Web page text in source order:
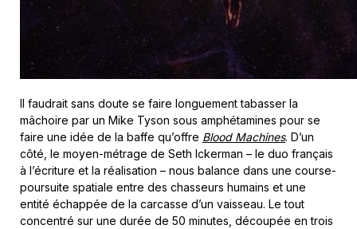
Il faudrait sans doute se faire longuement tabasser la
mâchoire par un Mike Tyson sous amphétamines pour se
faire une idée de la baffe qu’offre Blood Machines. D’un
côté, le moyen-métrage de Seth Ickerman – le duo français
à l’écriture et la réalisation – nous balance dans une course-
poursuite spatiale entre des chasseurs humains et une
entité échappée de la carcasse d’un vaisseau. Le tout
concentré sur une durée de 50 minutes, découpée en trois